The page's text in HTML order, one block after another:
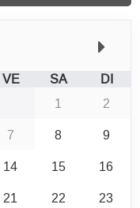
VE SA
DI
1
2
7 8
9
14 15
16
21 22
23